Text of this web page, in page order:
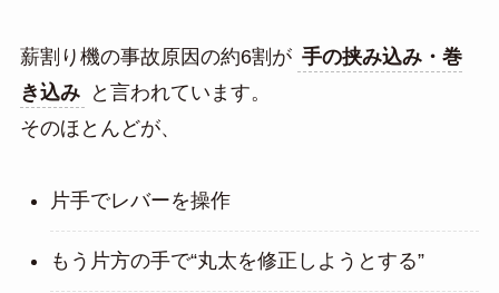
薪割り機の事故原因の約6割が 手の挟み込み・巻
き込み
と言われています。
そのほとんどが、
片手でレバーを操作
もう片方の手で“丸太を修正しようとする”